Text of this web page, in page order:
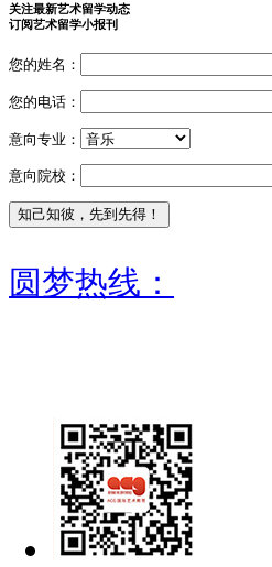
关注最新艺术留学动态
订阅艺术留学小报刊
您的姓名：
您的电话：
意向专业：
意向院校：
圆梦热线：